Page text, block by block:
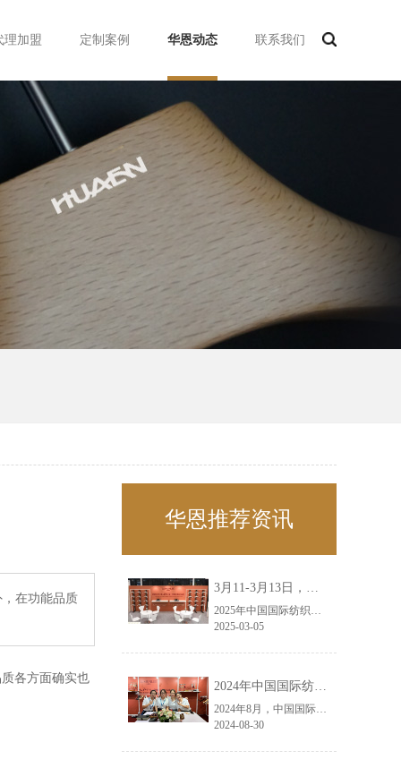
理加盟 定制案例 华恩动态 联系我们
在功能品质
各方面确实也
华恩推荐资讯
3月11-3月13日，华恩诚邀您共赴上海面辅料春夏展——华恩
2025年中国国际纺织面料及辅料（春夏）博览会即将盛大开启！感谢您对华恩品牌的关注！3.11-3.13，杭州华恩（LEMONLEE）诚邀您共赴这场春日的宴会！
2025-03-05
2024年中国国际纺织面料及辅料（秋冬）博览会完美收官！——华恩
2024年8月，中国国际纺织面料及辅料（秋冬）博览会完美收官！作为一家拥有30年历史的专业衣架制造商，我们非常荣幸能够参与这一盛会，并在此期间与众多客户进行了广泛而深入的交流。
2024-08-30